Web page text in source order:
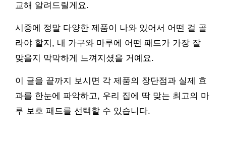
교해 알려드릴게요.
시중에 정말 다양한 제품이 나와 있어서 어떤 걸 골
라야 할지, 내 가구와 마루에 어떤 패드가 가장 잘
맞을지 막막하게 느껴지셨을 거예요.
이 글을 끝까지 보시면 각 제품의 장단점과 실제 효
과를 한눈에 파악하고, 우리 집에 딱 맞는 최고의 마
루 보호 패드를 선택할 수 있습니다.